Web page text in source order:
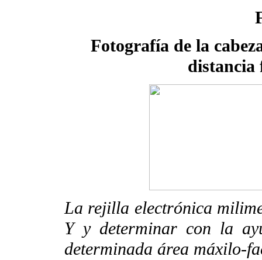
Fotografía de la
distancia
La rejilla electrónica
Y y determinar con la
determinada área máxilo-